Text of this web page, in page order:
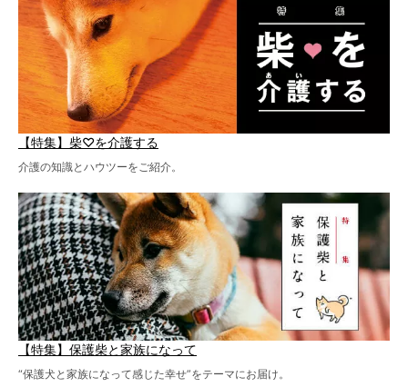
【特集】柴♡を介護する
介護の知識とハウツーをご紹介。
【特集】保護柴と家族になって
“保護犬と家族になって感じた幸せ”をテーマにお届け。